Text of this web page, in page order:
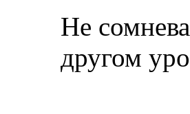
Не
другом